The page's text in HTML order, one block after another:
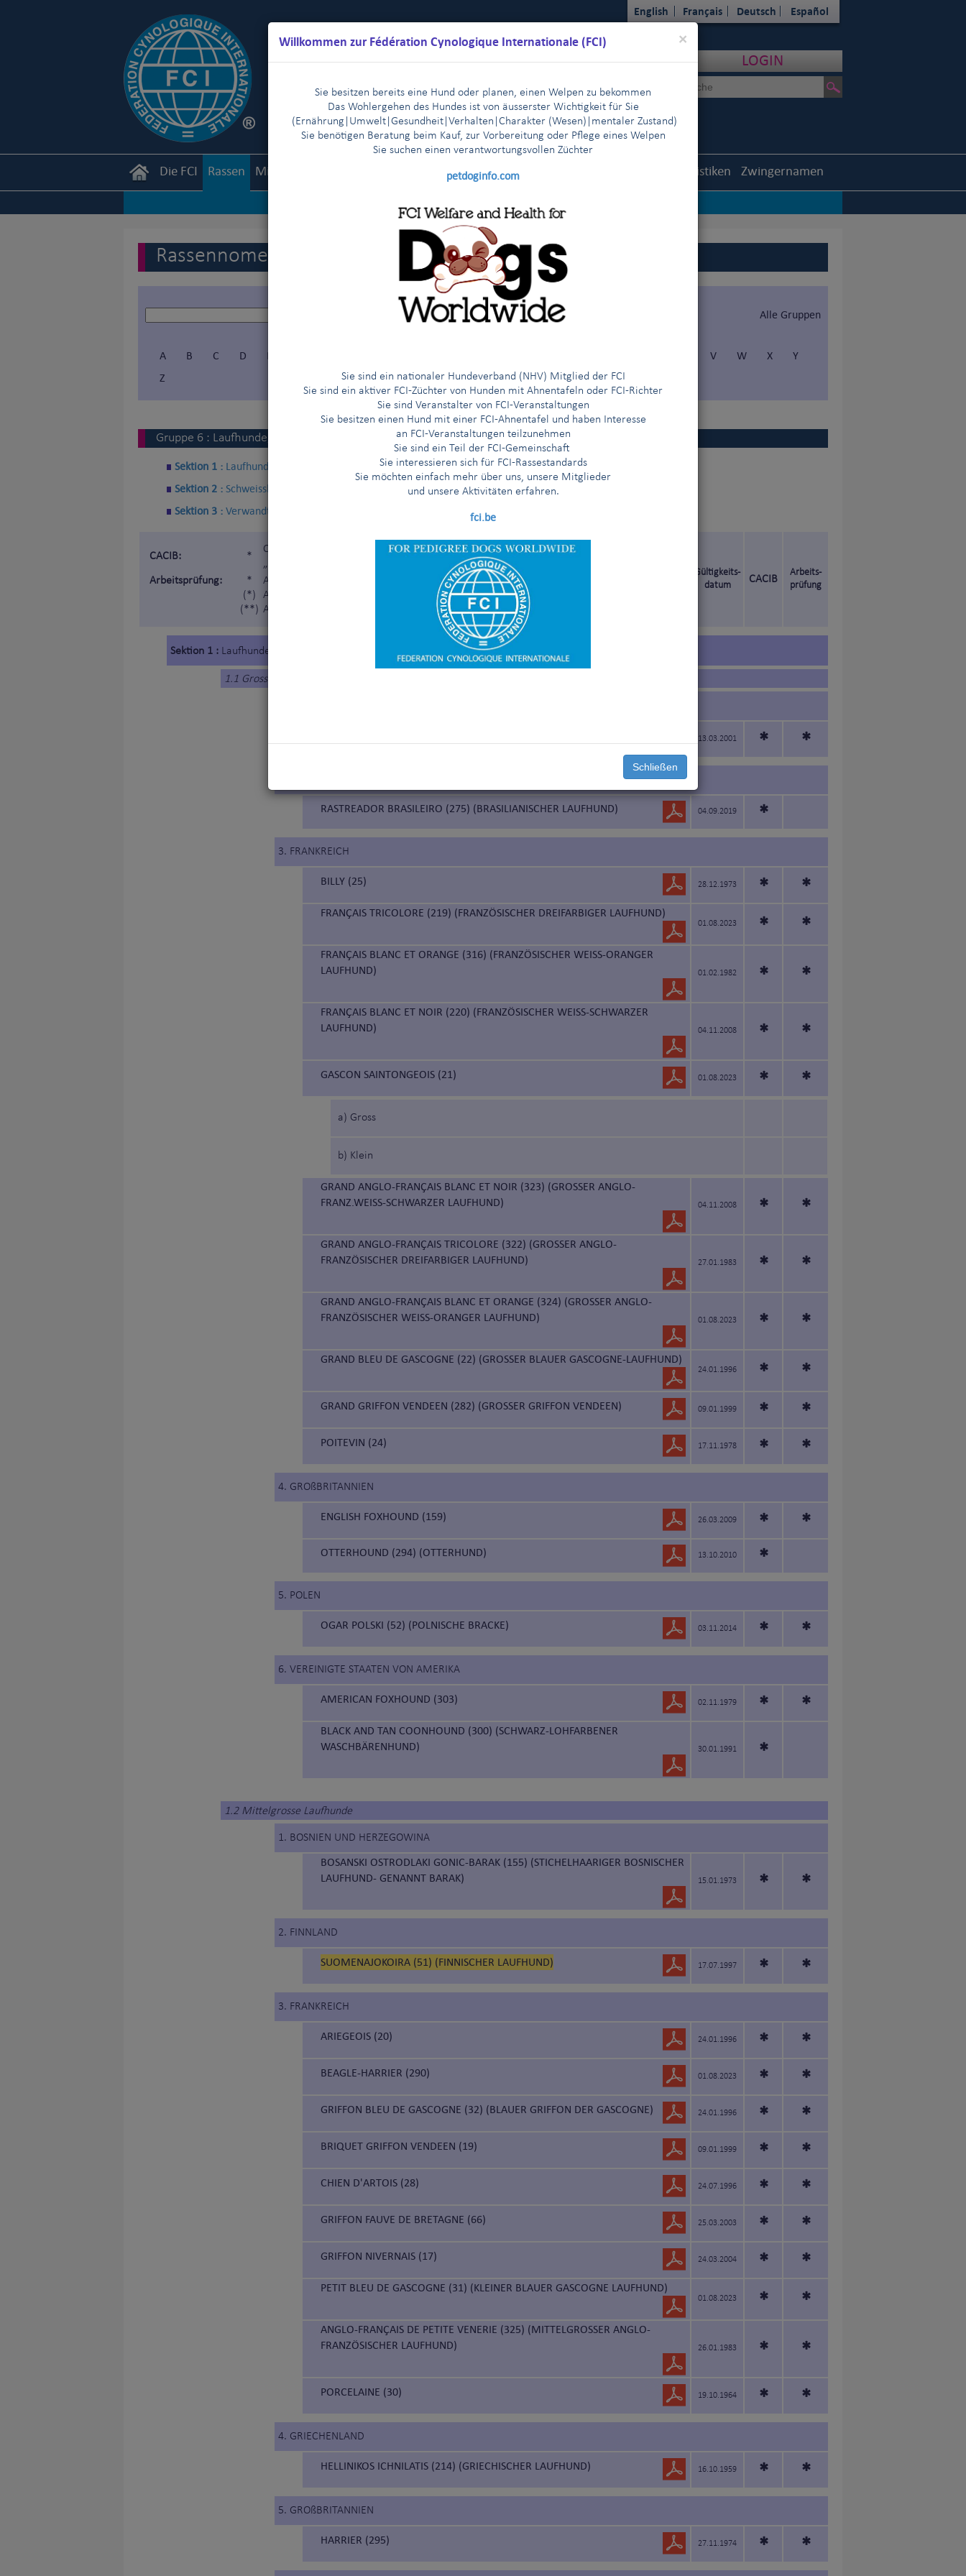
×
Willkommen zur Fédération Cynologique Internationale (FCI)
Sie besitzen bereits eine Hund oder planen, einen Welpen zu bekommen
Das Wohlergehen des Hundes ist von äusserster Wichtigkeit für Sie
(Ernährung|Umwelt|Gesundheit|Verhalten|Charakter (Wesen) |mentaler Zustand)
Sie benötigen Beratung beim Kauf, zur Vorbereitung oder Pflege eines Welpen
Sie suchen einen verantwortungsvollen Züchter
petdoginfo.com
Sie sind ein nationaler Hundeverband (NHV) Mitglied der FCI
Sie sind ein aktiver FCI-Züchter von Hunden mit Ahnentafeln oder FCI-Richter
Sie sind Veranstalter von FCI-Veranstaltungen
Sie besitzen einen Hund mit einer FCI-Ahnentafel und haben Interesse
an FCI-Veranstaltungen teilzunehmen
Sie sind ein Teil der FCI-Gemeinschaft
Sie interessieren sich für FCI-Rassestandards
Sie möchten einfach mehr über uns, unsere Mitglieder
und unsere Aktivitäten erfahren.
fci.be
Schließen
English Français Deutsch Español
LOGIN
Die FCI Rassen Mitglieder Ergebnisse Statistiken Zwingernamen
Rassennomenklatur der FCI
Alle Gruppen
A B C D E V W X
Y
Z
Gruppe 6 : Laufhunde, Schweisshunde und verwandte Rassen
Sektion 1 : Laufhunde
Sektion 2 : Schweisshunde
Sektion 3 : Verwandte Rassen
CACIB: *
Certificat d'Aptitude au Championnat International de Beauté (Anwartschaft auf den Titel
„Internationaler Schönheitschampion“)
Arbeitsprüfung:
*
(*)
(**)
Arbeitsprüfung vorgeschrieben gemäß der Rassennomenklatur der FCI
Arbeitprüfung nur für die Länder, die eine solche beantragt haben
Arbeitsprüfung nur für die nordischen Länder (Finnland, Norwegen, Schweden)
Gültigkeits-
datum
CACIB
Arbeits-
prüfung
Sektion 1 : Laufhunde
1.1 Grosse Laufhunde
13.03.2001 * *
RASTREADOR BRASILEIRO (275) (BRASILIANISCHER LAUFHUND) 04.09.2019 *
3. FRANKREICH
BILLY (25) 28.12.1973 * *
FRANÇAIS TRICOLORE (219) (FRANZÖSISCHER DREIFARBIGER LAUFHUND)
01.08.2023 * *
FRANÇAIS BLANC ET ORANGE (316) (FRANZÖSISCHER WEISS-ORANGER
LAUFHUND)
01.02.1982 * *
FRANÇAIS BLANC ET NOIR (220) (FRANZÖSISCHER WEISS-SCHWARZER
LAUFHUND)
04.11.2008 * *
GASCON SAINTONGEOIS (21) 01.08.2023 * *
a) Gross
b) Klein
GRAND ANGLO-FRANÇAIS BLANC ET NOIR (323) (GROSSER ANGLO-
FRANZ.WEISS-SCHWARZER LAUFHUND)
04.11.2008 * *
GRAND ANGLO-FRANÇAIS TRICOLORE (322) (GROSSER ANGLO-
FRANZÖSISCHER DREIFARBIGER LAUFHUND)
27.01.1983 * *
GRAND ANGLO-FRANÇAIS BLANC ET ORANGE (324) (GROSSER ANGLO-
FRANZÖSISCHER WEISS-ORANGER LAUFHUND)
01.08.2023 * *
GRAND BLEU DE GASCOGNE (22) (GROSSER BLAUER GASCOGNE-LAUFHUND)
24.01.1996 * *
GRAND GRIFFON VENDEEN (282) (GROSSER GRIFFON VENDEEN) 09.01.1999 * *
POITEVIN (24) 17.11.1978 * *
4. GROßBRITANNIEN
ENGLISH FOXHOUND (159) 26.03.2009 * *
OTTERHOUND (294) (OTTERHUND) 13.10.2010 *
5. POLEN
OGAR POLSKI (52) (POLNISCHE BRACKE) 03.11.2014 * *
6. VEREINIGTE STAATEN VON AMERIKA
AMERICAN FOXHOUND (303) 02.11.1979 * *
BLACK AND TAN COONHOUND (300) (SCHWARZ-LOHFARBENER
WASCHBÄRENHUND)
30.01.1991 *
1.2 Mittelgrosse Laufhunde
1. BOSNIEN UND HERZEGOWINA
BOSANSKI OSTRODLAKI GONIC-BARAK (155) (STICHELHAARIGER BOSNISCHER
LAUFHUND- GENANNT BARAK)
15.01.1973 * *
2. FINNLAND
SUOMENAJOKOIRA (51) (FINNISCHER LAUFHUND) 17.07.1997 * *
3. FRANKREICH
ARIEGEOIS (20) 24.01.1996 * *
BEAGLE-HARRIER (290) 01.08.2023 * *
GRIFFON BLEU DE GASCOGNE (32) (BLAUER GRIFFON DER GASCOGNE) 24.01.1996 * *
BRIQUET GRIFFON VENDEEN (19) 09.01.1999 * *
CHIEN D'ARTOIS (28) 24.07.1996 * *
GRIFFON FAUVE DE BRETAGNE (66) 25.03.2003 * *
GRIFFON NIVERNAIS (17) 24.03.2004 * *
PETIT BLEU DE GASCOGNE (31) (KLEINER BLAUER GASCOGNE LAUFHUND)
01.08.2023 * *
ANGLO-FRANÇAIS DE PETITE VENERIE (325) (MITTELGROSSER ANGLO-
FRANZÖSISCHER LAUFHUND)
26.01.1983 * *
PORCELAINE (30) 19.10.1964 * *
4. GRIECHENLAND
HELLINIKOS ICHNILATIS (214) (GRIECHISCHER LAUFHUND) 16.10.1959 * *
5. GROßBRITANNIEN
HARRIER (295) 27.11.1974 * *